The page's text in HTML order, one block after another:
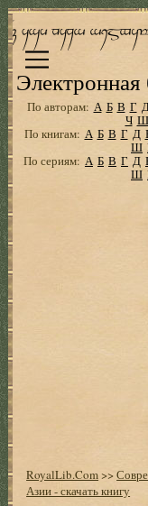
По авторам: А Б В Г
Ч Ш
По книгам: А Б В Г Д
Ш
По сериям: А Б В Г Д
Ш
RoyalLib.Com>>
Азии - скачать книгу